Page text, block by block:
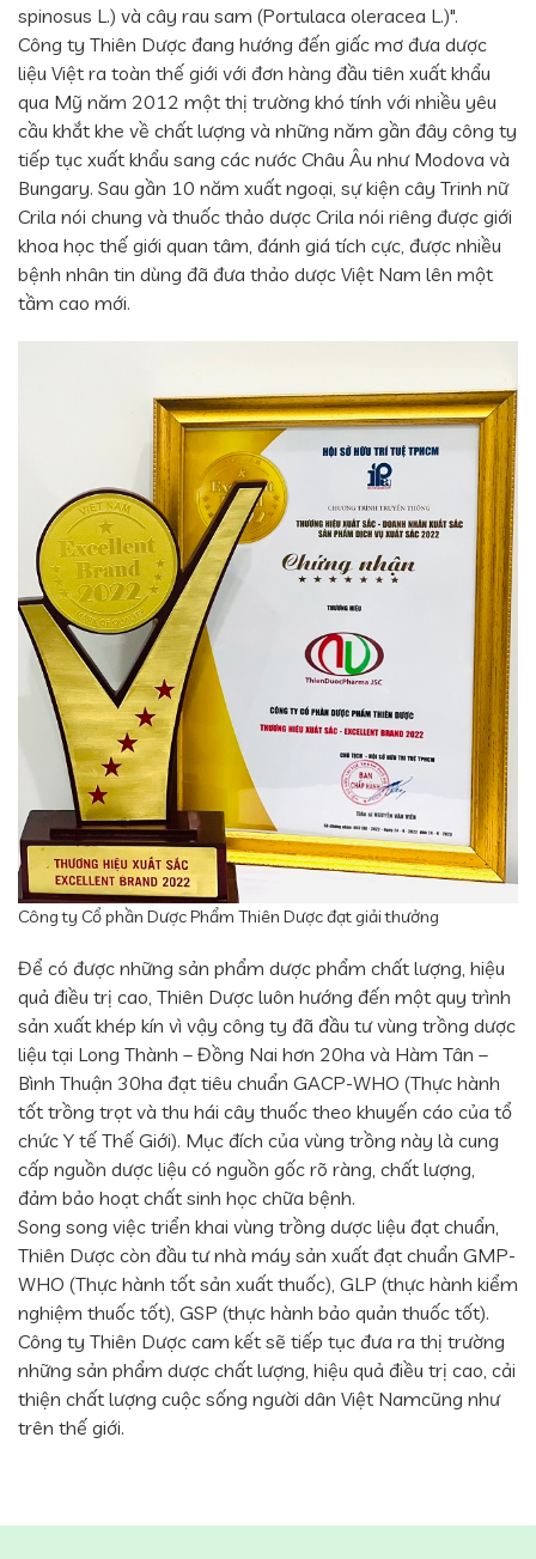
spinosus L.) và cây rau sam (Portulaca oleracea L.)".
Công ty Thiên Dược đang hướng đến giấc mơ đưa dược
liệu Việt ra toàn thế giới với đơn hàng đầu tiên xuất khẩu
qua Mỹ năm 2012 một thị trường khó tính với nhiều yêu
cầu khắt khe về chất lượng và những năm gần đây công ty
tiếp tục xuất khẩu sang các nước Châu Âu như Modova và
Bungary. Sau gần 10 năm xuất ngoại, sự kiện cây Trinh nữ
Crila nói chung và thuốc thảo dược Crila nói riêng được giới
khoa học thế giới quan tâm, đánh giá tích cực, được nhiều
bệnh nhân tin dùng đã đưa thảo dược Việt Nam lên một
tầm cao mới.
Công ty Cổ phần Dược Phẩm Thiên Dược đạt giải thưởng
Để có được những sản phẩm dược phẩm chất lượng, hiệu
quả điều trị cao, Thiên Dược luôn hướng đến một quy trình
sản xuất khép kín vì vậy công ty đã đầu tư vùng trồng dược
liệu tại Long Thành – Đồng Nai hơn 20ha và Hàm Tân –
Bình Thuận 30ha đạt tiêu chuẩn GACP-WHO (Thực hành
tốt trồng trọt và thu hái cây thuốc theo khuyến cáo của tổ
chức Y tế Thế Giới). Mục đích của vùng trồng này là cung
cấp nguồn dược liệu có nguồn gốc rõ ràng, chất lượng,
đảm bảo hoạt chất sinh học chữa bệnh.
Song song việc triển khai vùng trồng dược liệu đạt chuẩn,
Thiên Dược còn đầu tư nhà máy sản xuất đạt chuẩn GMP-
WHO (Thực hành tốt sản xuất thuốc), GLP (thực hành kiểm
nghiệm thuốc tốt), GSP (thực hành bảo quản thuốc tốt).
Công ty Thiên Dược cam kết sẽ tiếp tục đưa ra thị trường
những sản phẩm dược chất lượng, hiệu quả điều trị cao, cải
thiện chất lượng cuộc sống người dân Việt Namcũng như
trên thế giới.